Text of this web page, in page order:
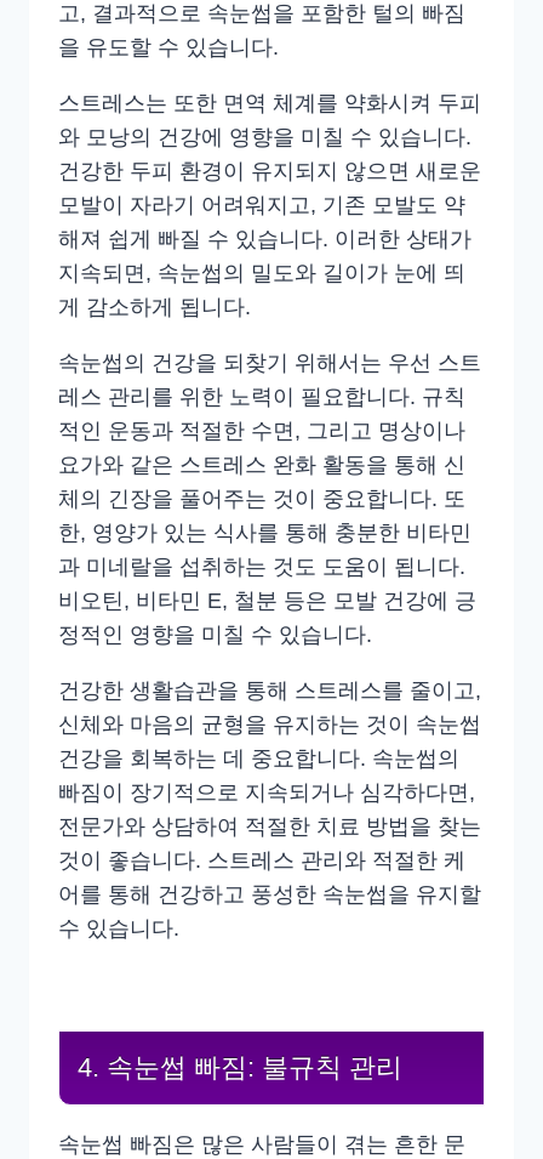
고, 결과적으로 속눈썹을 포함한 털의 빠짐
을 유도할 수 있습니다.
스트레스는 또한 면역 체계를 약화시켜 두피
와 모낭의 건강에 영향을 미칠 수 있습니다.
건강한 두피 환경이 유지되지 않으면 새로운
모발이 자라기 어려워지고, 기존 모발도 약
해져 쉽게 빠질 수 있습니다. 이러한 상태가
지속되면, 속눈썹의 밀도와 길이가 눈에 띄
게 감소하게 됩니다.
속눈썹의 건강을 되찾기 위해서는 우선 스트
레스 관리를 위한 노력이 필요합니다. 규칙
적인 운동과 적절한 수면, 그리고 명상이나
요가와 같은 스트레스 완화 활동을 통해 신
체의 긴장을 풀어주는 것이 중요합니다. 또
한, 영양가 있는 식사를 통해 충분한 비타민
과 미네랄을 섭취하는 것도 도움이 됩니다.
비오틴, 비타민 E, 철분 등은 모발 건강에 긍
정적인 영향을 미칠 수 있습니다.
건강한 생활습관을 통해 스트레스를 줄이고,
신체와 마음의 균형을 유지하는 것이 속눈썹
건강을 회복하는 데 중요합니다. 속눈썹의
빠짐이 장기적으로 지속되거나 심각하다면,
전문가와 상담하여 적절한 치료 방법을 찾는
것이 좋습니다. 스트레스 관리와 적절한 케
어를 통해 건강하고 풍성한 속눈썹을 유지할
수 있습니다.
4. 속눈썹 빠짐: 불규칙 관리
속눈썹 빠짐은 많은 사람들이 겪는 흔한 문